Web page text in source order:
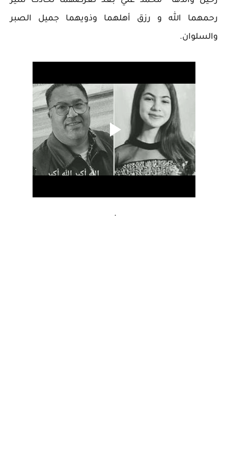
رحمهما الله و رزق أهلهما وذويهما جميل الصبر
والسلوان.
.